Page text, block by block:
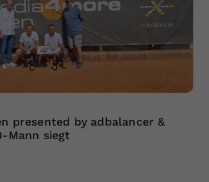
presented by adbalancer &
Mann siegt